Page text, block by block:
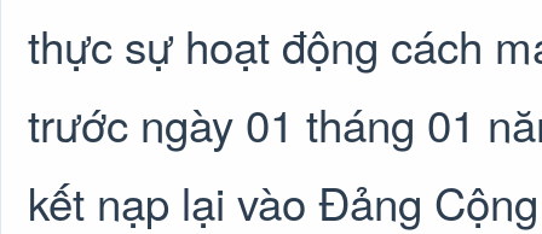
thực sự hoạt động cách
trước ngày 01 tháng 01
kết nạp lại vào Đảng